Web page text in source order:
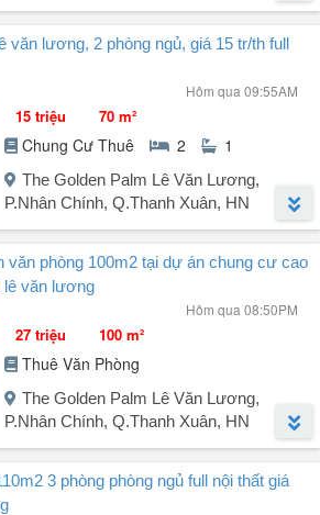
Lê Văn Lương được ...
(32 tin đăng)
căn 3 ngủ cho thuê giá tốt.
2VS, phòng khách, bếp.
đường Lê Văn Lương, vị trí đẹp trung tâm
vui chơi, trường mầm non, siêu thị).
văn lương, 2 phòng ngủ, giá 15 tr/th full
Hôm qua 09:55AM
15 triệu 70 m²
Chung Cư Thuê 2 1
The Golden Palm Lê Văn Lương,
P.Nhân Chính, Q.Thanh Xuân, HN
(32 tin đăng)
Golden Palm Lê Văn Lương, 2 phòng ngủ,
phòng ngủ, phòng khách, phòng bếp, ban
đủ nội thất
dịch vụ, tiện ích.
văn phòng 100m2 tại dự án chung cư cao
lê văn lương
Hôm qua 08:50PM
27 triệu 100 m²
Thuê Văn Phòng
The Golden Palm Lê Văn Lương,
P.Nhân Chính, Q.Thanh Xuân, HN
Quyết(2 tin đăng)
1 sàn.
3 phòng phòng ngủ full nội thất giá